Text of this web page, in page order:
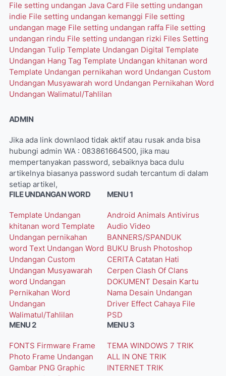
File setting undangan Java Card File setting undangan
indie File setting undangan kemanggi File setting
undangan mage File setting undangan raffa File setting
undangan rindu File setting undangan rizki Files Setting
Undangan Tulip Template Undangan Digital Template
Undangan Hang Tag Template Undangan khitanan word
Template Undangan pernikahan word Undangan Custom
Undangan Musyawarah word Undangan Pernikahan Word
Undangan Walimatul/Tahlilan
ADMIN
Jika ada link downlaod tidak aktif atau rusak anda bisa
hubungi admin WA : 083861664500, jika mau
mempertanyakan password, sebaiknya baca dulu
artikelnya biasanya password sudah tercantum di dalam
setiap artikel,
FILE UNDANGAN WORD
Template Undangan
khitanan word Template
Undangan pernikahan
word Text Undangan Word
Undangan Custom
Undangan Musyawarah
word Undangan
Pernikahan Word
Undangan
Walimatul/Tahlilan
MENU 1
Android Animals Antivirus
Audio Video
BANNERS/SPANDUK
BUKU Brush Photoshop
CERITA Catatan Hati
Cerpen Clash Of Clans
DOKUMENT Desain Kartu
Nama Desain Undangan
Driver Effect Cahaya File
PSD
MENU 2
FONTS Firmware Frame
Photo Frame Undangan
Gambar PNG Graphic
MENU 3
TEMA WINDOWS 7 TRIK
ALL IN ONE TRIK
INTERNET TRIK